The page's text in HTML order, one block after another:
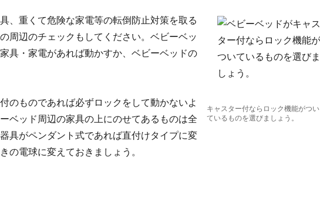
キャスター付ならロック機能がつい
ているものを選びましょう。
、重くて危険な家電等の転倒防止対策を取る
周辺のチェックもしてください。ベビーベッ
具・家電があれば動かすか、ベビーベッドの
のものであれば必ずロックをして動かないよ
ベッド周辺の家具の上にのせてあるものは全
具がペンダント式であれば直付けタイプに変
の電球に変えておきましょう。